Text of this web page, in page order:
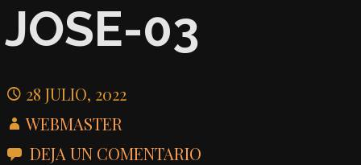
JOSE-03
28 JULIO, 2022
WEBMASTER
DEJA UN COMENTARIO